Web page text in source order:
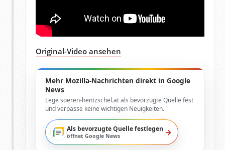
Original-Video ansehen
Mehr Mozilla-Nachrichten direkt in Google
News
Lege soeren-hentzschel.at als bevorzugte Quelle fest
und verpasse keine wichtigen Neuigkeiten.
Als bevorzugte Quelle festlegen
öffnet Google News →